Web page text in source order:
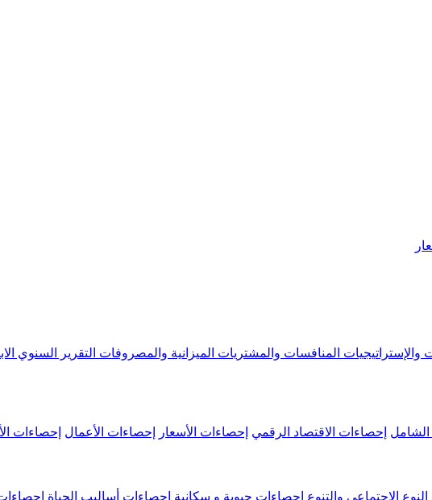
والإستراتيجيات المنافسات والمشتريات الميزانية والمصروفات التقرير السنوي
الشامل إحصاءات الاقتصاد الرقمي إحصاءات الأسعار إحصاءات الأعمال إحصاءات
الاجتماعي والتنوع إحصاءات حيوية و سكانية إحصاءات أساليب الحياة